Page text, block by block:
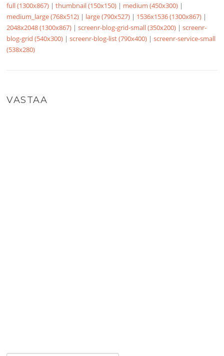
full (1300x867) |thumbnail (150x150) | medium (450x300) |
medium_large (768x512) | large (790x527) | 1536x1536 (1300x867) |
2048x2048 (1300x867) |screenr-blog-grid-small (350x200) |screenr-
blog-grid (540x300) |screenr-blog-list (790x400) |screenr-service-small
(538x280)
VASTAA